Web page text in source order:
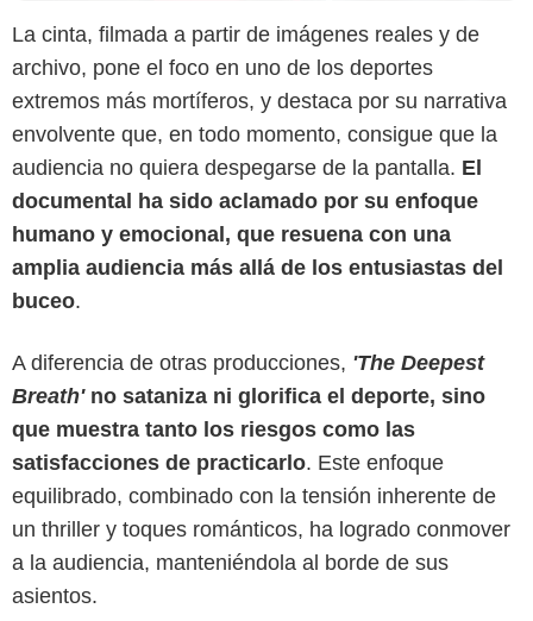
La cinta, filmada a partir de imágenes reales y de
archivo, pone el foco en uno de los deportes
extremos más mortíferos, y destaca por su narrativa
envolvente que, en todo momento, consigue que la
audiencia no quiera despegarse de la pantalla. El
documental ha sido aclamado por su enfoque
humano y emocional, que resuena con una
amplia audiencia más allá de los entusiastas del
buceo.
A diferencia de otras producciones, 'The Deepest
Breath' no sataniza ni glorifica el deporte, sino
que muestra tanto los riesgos como las
satisfacciones de practicarlo. Este enfoque
equilibrado, combinado con la tensión inherente de
un thriller y toques románticos, ha logrado conmover
a la audiencia, manteniéndola al borde de sus
asientos.
Netflix